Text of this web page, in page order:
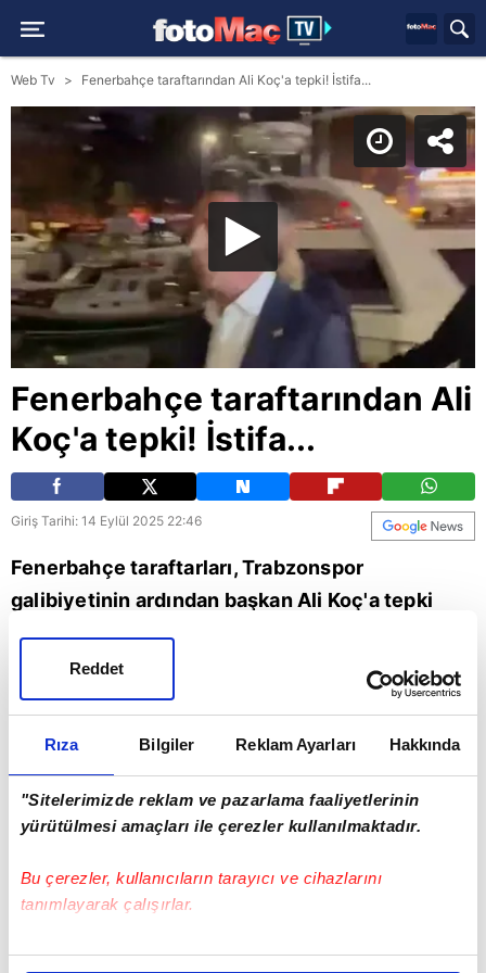
Rıza Bilgiler Reklam Ayarları Hakkında
"Sitelerimizde reklam ve pazarlama faaliyetlerinin
yürütülmesi amaçları ile çerezler kullanılmaktadır.
Bu çerezler, kullanıcıların tarayıcı ve cihazlarını
tanımlayarak çalışırlar.
Bu çerezlere izin vermeniz halinde sizlere özel
Reddet
Web Tv Fenerbahçe taraftarından Ali Koç'a tepki! İstifa...
Fenerbahçe taraftarından Ali
Koç'a tepki! İstifa...
Giriş Tarihi: 14 Eylül 2025 22:46
Fenerbahçe taraftarları, Trabzonspor
galibiyetinin ardından başkan Ali Koç'a tepki
gösterdi. Sarı lacivertli taraftarlar başkan Koç'u
istifaya davet etti.